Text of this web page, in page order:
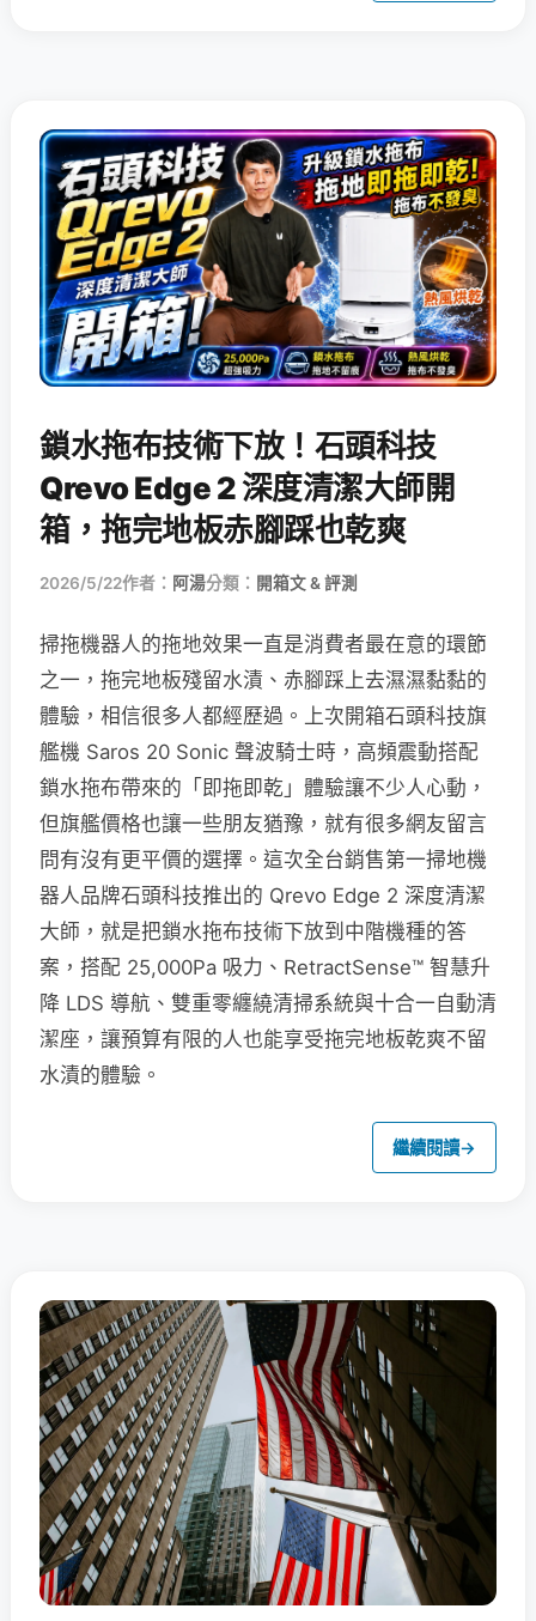
鎖水拖布技術下放！石頭科技
Qrevo Edge 2 深度清潔大師開
箱，拖完地板赤腳踩也乾爽
2026/5/22作者： 阿湯分類： 開箱文 & 評測
掃拖機器人的拖地效果一直是消費者最在意的環節
之一，拖完地板殘留水漬、赤腳踩上去濕濕黏黏的
體驗，相信很多人都經歷過。上次開箱石頭科技旗
艦機 Saros 20 Sonic 聲波騎士時，高頻震動搭配
鎖水拖布帶來的「即拖即乾」體驗讓不少人心動，
但旗艦價格也讓一些朋友猶豫，就有很多網友留言
問有沒有更平價的選擇。這次全台銷售第一掃地機
器人品牌石頭科技推出的 Qrevo Edge 2 深度清潔
大師，就是把鎖水拖布技術下放到中階機種的答
案，搭配 25,000Pa 吸力、RetractSense™ 智慧升
降 LDS 導航、雙重零纏繞清掃系統與十合一自動清
潔座，讓預算有限的人也能享受拖完地板乾爽不留
水漬的體驗。
繼續閱讀→